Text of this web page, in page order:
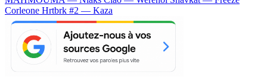
Corleone Hrtbrk #2 — Kaza